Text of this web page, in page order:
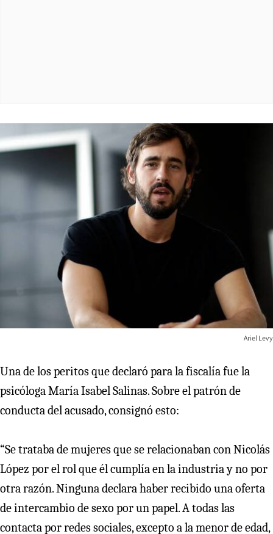
Ariel Levy
Una de los peritos que declaró para la fiscalía fue la
psicóloga María Isabel Salinas. Sobre el patrón de
conducta del acusado, consignó esto:
“Se trataba de mujeres que se relacionaban con Nicolás
López por el rol que él cumplía en la industria y no por
otra razón. Ninguna declara haber recibido una oferta
de intercambio de sexo por un papel. A todas las
contacta por redes sociales, excepto a la menor de edad,